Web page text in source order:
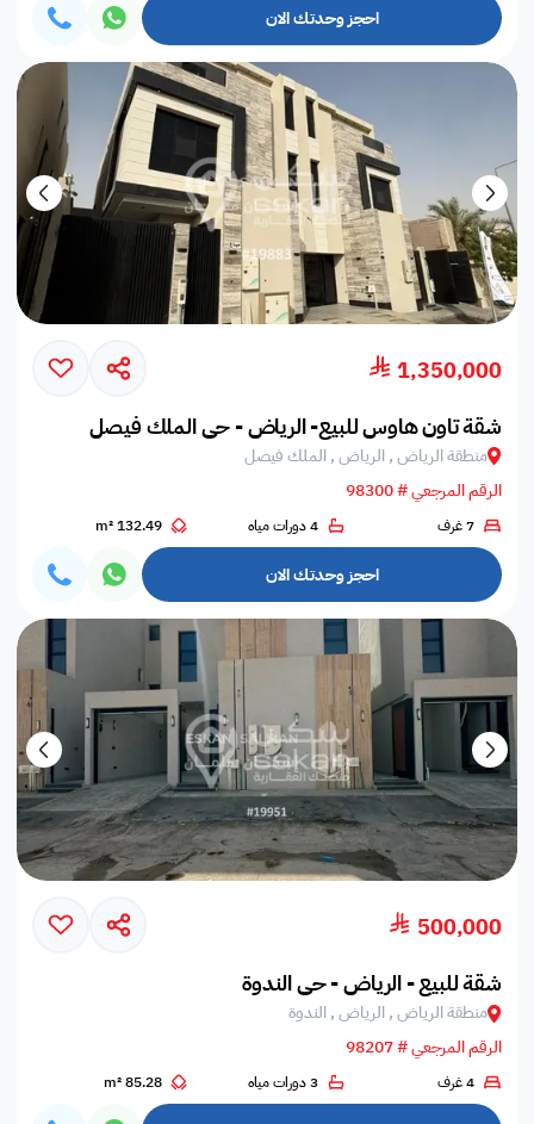
احجز وحدتك الان
1,350,000
شقة تاون هاوس للبيع- الرياض - حي الملك فيصل
منطقة الرياض , الرياض , الملك فيصل
الرقم المرجعي # 98300
7 غرف 4 دورات مياه 132.49 m²
احجز وحدتك الان
500,000
شقة للبيع - الرياض - حي الندوة
منطقة الرياض , الرياض , الندوة
الرقم المرجعي # 98207
4 غرف 3 دورات مياه 85.28 m²